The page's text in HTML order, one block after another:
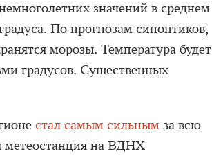
значений в среднем
По прогнозам синоптиков,
морозы. Температура будет
градусов. Существенных
стал самым сильным за всю
метеостанция на ВДНХ